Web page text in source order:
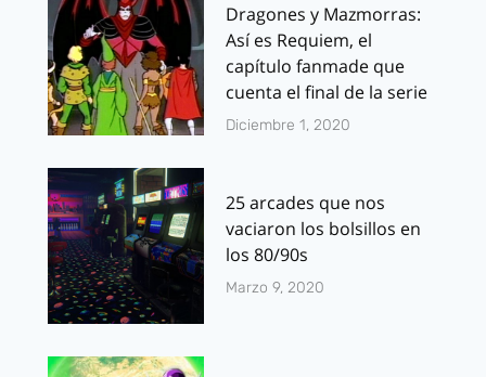
Dragones y Mazmorras:
Así es Requiem, el
capítulo fanmade que
cuenta el final de la serie
Diciembre 1, 2020
25 arcades que nos
vaciaron los bolsillos en
los 80/90s
Marzo 9, 2020